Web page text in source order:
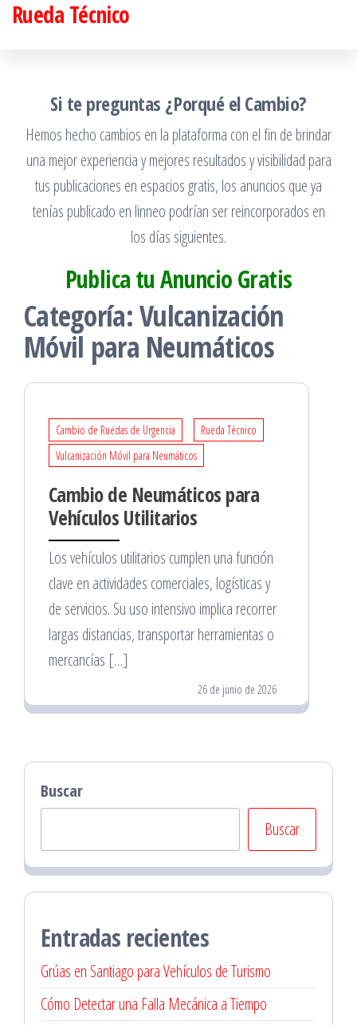
SaltarRueda Técnico
Si te preguntas ¿Porqué el Cambio?
Hemos hecho cambios en la plataforma con el fin de brindar
una mejor experiencia y mejores resultados y visibilidad para
tus publicaciones en espacios gratis, los anuncios que ya
tenías publicado en linneo podrían ser reincorporados en
los días siguientes.
Publica tu Anuncio Gratis
Categoría:Vulcanización
Móvil para Neumáticos
Cambio de Ruedas de Urgencia
Rueda Técnico
Vulcanización Móvil para Neumáticos
Cambio de Neumáticos para
Vehículos Utilitarios
Los vehículos utilitarios cumplen una función
clave en actividades comerciales, logísticas y
de servicios. Su uso intensivo implica recorrer
largas distancias, transportar herramientas o
mercancías […]
26 de junio de 2026
Buscar
Buscar
Entradas recientes
Grúas en Santiago para Vehículos de Turismo
Cómo Detectar una Falla Mecánica a Tiempo